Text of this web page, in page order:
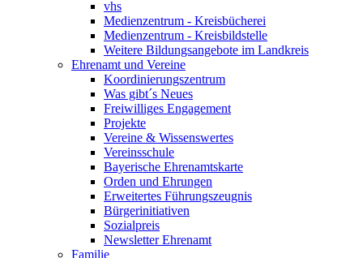
vhs
Medienzentrum - Kreisbücherei
Medienzentrum - Kreisbildstelle
Weitere Bildungsangebote im Landkreis
Ehrenamt und Vereine
Koordinierungszentrum
Was gibt´s Neues
Freiwilliges Engagement
Projekte
Vereine & Wissenswertes
Vereinsschule
Bayerische Ehrenamtskarte
Orden und Ehrungen
Erweitertes Führungszeugnis
Bürgerinitiativen
Sozialpreis
Newsletter Ehrenamt
Familie